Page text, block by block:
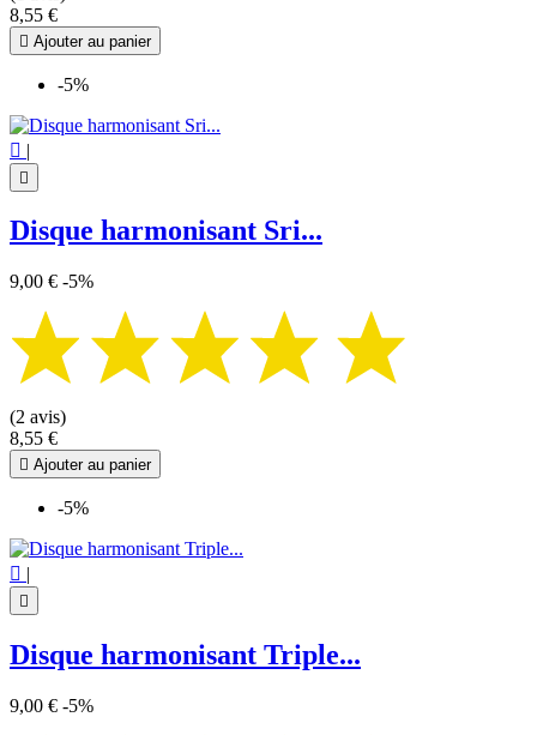
8,55 €
 Ajouter au panier
-5%
 |

Disque harmonisant Sri...
9,00 € -5%
(2 avis)
8,55 €
 Ajouter au panier
-5%
 |

Disque harmonisant Triple...
9,00 € -5%